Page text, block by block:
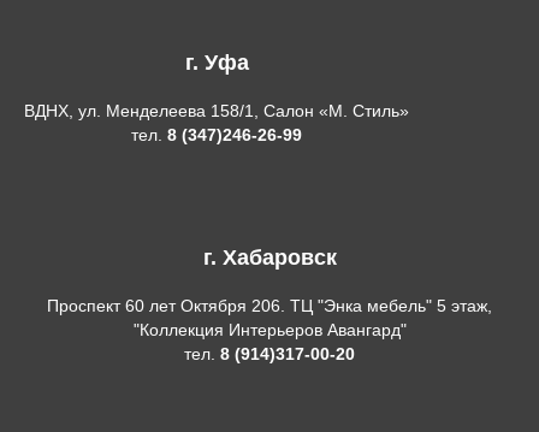
г. Уфа
ВДНХ, ул. Менделеева 158/1, Салон «М. Стиль»
тел. 8 (347)246-26-99
г. Хабаровск
Проспект 60 лет Октября 206. ТЦ "Энка мебель" 5 этаж,
"Коллекция Интерьеров Авангард"
тел. 8 (914)317-00-20